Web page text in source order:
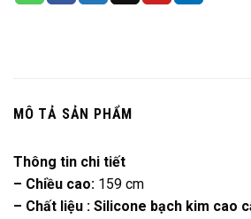
MÔ TẢ SẢN PHẨM
Thông tin chi tiết
– Chiều cao: 159 cm
– Chất liệu : Silicone bạch kim cao